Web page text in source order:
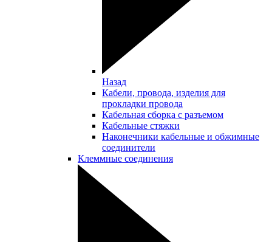
Назад
Кабели, провода, изделия для
прокладки провода
Кабельная сборка с разъемом
Кабельные стяжки
Наконечники кабельные и обжимные
соединители
Клеммные соединения